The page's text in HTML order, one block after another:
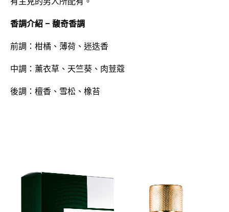
香調介紹 – 馥奇香調
前調：柑橘、薄荷、迷迭香
中調：薰衣草、天竺葵、肉荳蔻
後調：檀香、雪松、橡苔